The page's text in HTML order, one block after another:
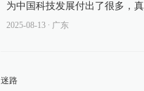
为中国科技发展付出了很多，
2025-08-13 ∙ 广东
迷路